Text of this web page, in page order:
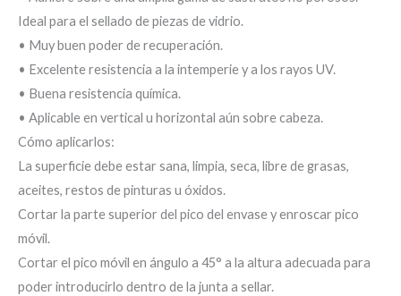
Ideal para el sellado de piezas de vidrio.
• Muy buen poder de recuperación.
• Excelente resistencia a la intemperie y a los rayos UV.
• Buena resistencia química.
• Aplicable en vertical u horizontal aún sobre cabeza.
Cómo aplicarlos:
La superficie debe estar sana, limpia, seca, libre de grasas,
aceites, restos de pinturas u óxidos.
Cortar la parte superior del pico del envase y enroscar pico
móvil.
Cortar el pico móvil en ángulo a 45° a la altura adecuada para
poder introducirlo dentro de la junta a sellar.